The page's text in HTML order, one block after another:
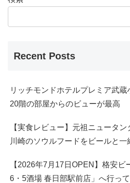
Recent Posts
リッチモンドホテルプレミア武蔵
20階の部屋からのビューが最高
【実食レビュー】元祖ニュータン
川崎のソウルフードをビールと一
【2026年7月17日OPEN】格安ビ
6・5酒場 春日部駅前店」へ行っ